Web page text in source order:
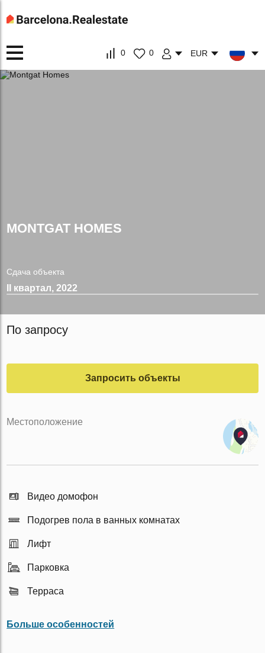
0 0 EUR
MONTGAT HOMES
Сдача объекта
II квартал, 2022
По запросу
Запросить объекты
Местоположение
Видео домофон
Подогрев пола в ванных комнатах
Лифт
Парковка
Терраса
Больше особенностей